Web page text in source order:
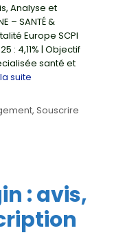
Analyse et
– SANTÉ &
Europe SCPI
: 4,11% | Objectif
santé et
suite
, Souscrire
: avis,